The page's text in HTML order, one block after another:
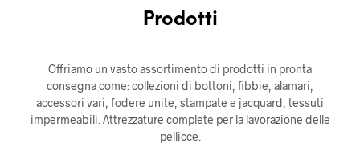
Prodotti
Offriamo un vasto assortimento di prodotti in pronta
consegna come: collezioni di bottoni, fibbie, alamari,
accessori vari, fodere unite, stampate e jacquard, tessuti
impermeabili. Attrezzature complete per la lavorazione delle
pellicce.